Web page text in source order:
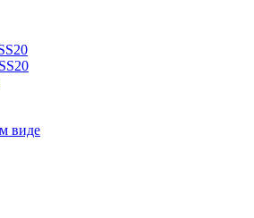
виде